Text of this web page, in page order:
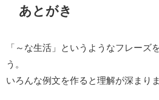
あとがき
「～な生活」というようなフレーズ
う。
いろんな例文を作ると理解が深まりま